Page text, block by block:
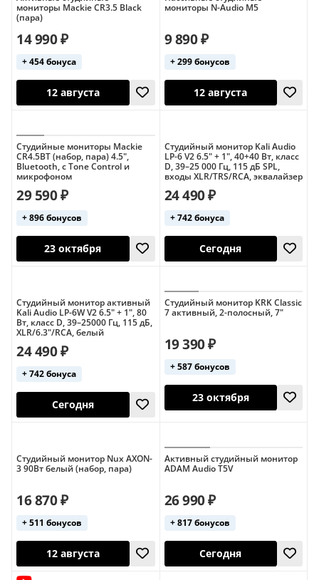
мониторы Mackie CR3.5 Black
(пара)
14 990 ₽
+ 454 бонуса
мониторы N-Audio M5
9 890 ₽
+ 299 бонусов
Студийные мониторы Mackie
CR4.5BT (набор, пара) 4.5",
Bluetooth, с Tone Control и
микрофоном
29 590 ₽
+ 896 бонусов
23 октября
Студийный монитор Kali Audio
LP-6 V2 6.5" + 1", 40+40 Вт, класс
D, 39–25 000 Гц, 115 дБ SPL,
входы XLR/TRS/RCA, эквалайзер
24 490 ₽
+ 742 бонуса
Сегодня
Студийный монитор активный
Kali Audio LP-6W V2 6.5" + 1", 80
Вт, класс D, 39–25000 Гц, 115 дБ,
XLR/6.3"/RCA, белый
24 490 ₽
+ 742 бонуса
Студийный монитор KRK Classic
7 активный, 2-полосный, 7"
19 390 ₽
+ 587 бонусов
Студийный монитор Nux AXON-
3 90Вт белый (набор, пара)
16 870 ₽
+ 511 бонусов
Активный студийный монитор
ADAM Audio T5V
26 990 ₽
+ 817 бонусов